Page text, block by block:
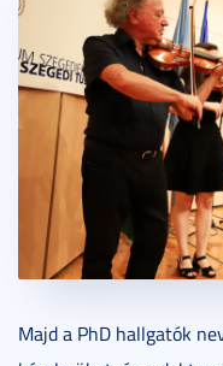
Majd a PhD hallgatók